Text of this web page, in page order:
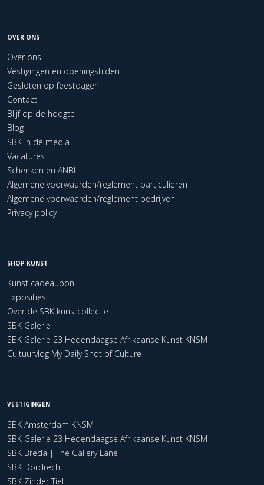
OVER ONS
Over ons
Vestigingen en openingstijden
Gesloten op feestdagen
Contact
Blijf op de hoogte
Blog
SBK in de media
Vacatures
Schenken en ANBI
Algemene voorwaarden/reglement particulieren
Algemene voorwaarden/reglement bedrijven
Privacy policy
SHOP KUNST
Kunst cadeaubon
Exposities
Over de SBK kunstcollectie
SBK Galerie
SBK Galerie 23 Hedendaagse Afrikaanse Kunst KNSM
Cultuurvlog My Daily Shot of Culture
VESTIGINGEN
SBK Amsterdam KNSM
SBK Galerie 23 Hedendaagse Afrikaanse Kunst KNSM
SBK Breda | The Gallery Lane
SBK Dordrecht
SBK Zinder Tiel